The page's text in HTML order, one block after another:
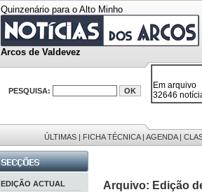
Quinzenário para o Alto Minho
Arcos de Valdevez
PESQUISA:
32646
38119 fotos
595 edições
ÚLTIMAS | FICHA TÉCNICA| AGENDA|
EDIÇÃO ACTUAL
Arquivo: Edição